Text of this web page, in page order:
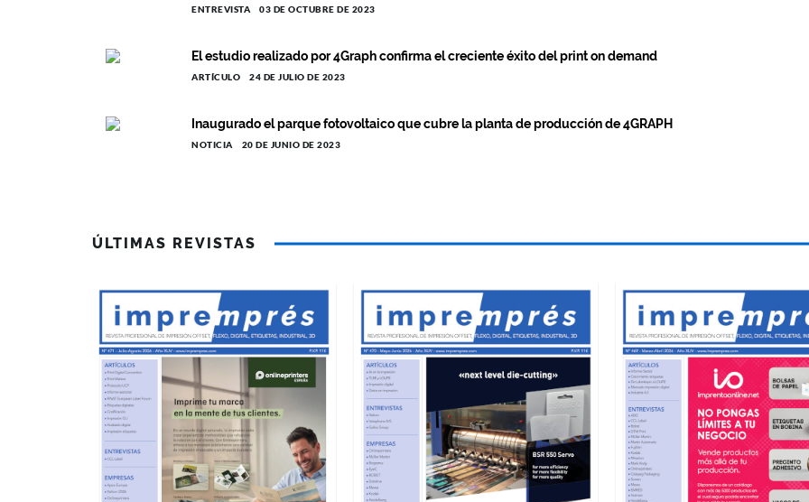
ENTREVISTA 03 DE OCTUBRE DE 2023
El estudio realizado por 4Graph confirma el creciente éxito del print on demand
ARTÍCULO 24 DE JULIO DE 2023
Inaugurado el parque fotovoltaico que cubre la planta de producción de 4GRAPH
NOTICIA 20 DE JUNIO DE 2023
ÚLTIMAS REVISTAS